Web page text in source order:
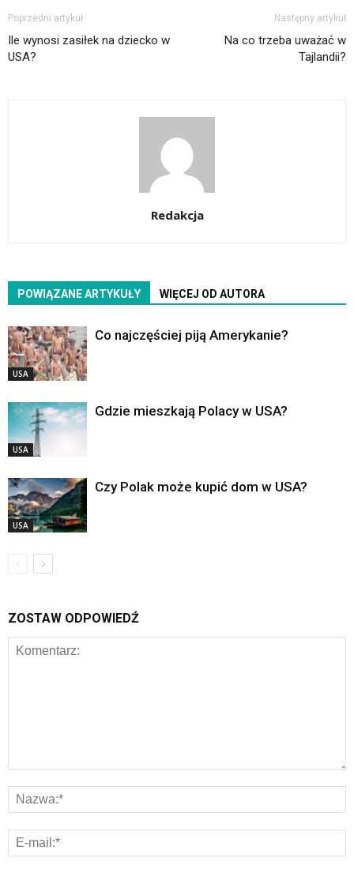
Poprzedni artykuł
Ile wynosi zasiłek na dziecko w
USA?
Następny artykuł
Na co trzeba uważać w
Tajlandii?
Redakcja
POWIĄZANE ARTYKUŁY WIĘCEJ OD AUTORA
USA
Co najczęściej piją Amerykanie?
USA
Gdzie mieszkają Polacy w USA?
USA
Czy Polak może kupić dom w USA?
ZOSTAW ODPOWIEDŹ